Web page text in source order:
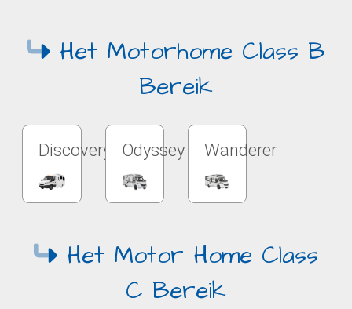
Het Motorhome Class B
Bereik
Discovery Odyssey Wanderer
Het Motor Home Class
C Bereik